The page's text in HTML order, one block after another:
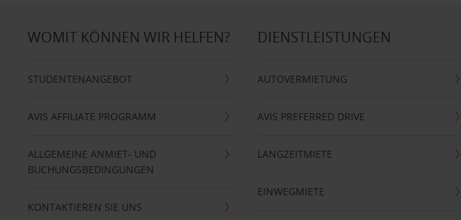
WOMIT KÖNNEN WIR HELFEN?
STUDENTENANGEBOT
AVIS AFFILIATE PROGRAMM
ALLGEMEINE ANMIET- UND
BUCHUNGSBEDINGUNGEN
KONTAKTIEREN SIE UNS
DIENSTLEISTUNGEN
AUTOVERMIETUNG
AVIS PREFERRED DRIVE
LANGZEITMIETE
EINWEGMIETE